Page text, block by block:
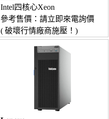
Intel四核心Xeon
參考售價：請立即來電詢價
( 破壞行情廠商施壓！)